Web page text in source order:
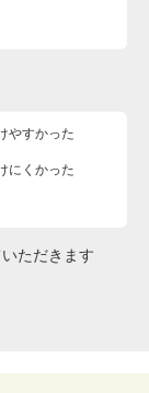
やすかった
にくかった
ただきます